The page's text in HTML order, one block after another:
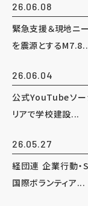
26.06.08
緊急支援＆現地ニ
を震源とする
26.06.04
公式YouTubeソー
リアで学校建設...
26.05.27
経団連 企業行動・
国際ボランティア...